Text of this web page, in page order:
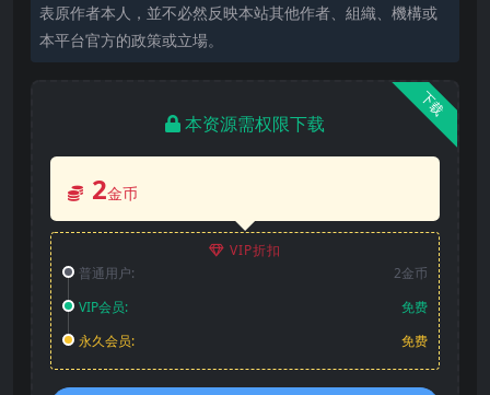
表原作者本人，並不必然反映本站其他作者、組織、機構或
本平台官方的政策或立場。
下载
本资源需权限下载
2金币
VIP折扣
普通用户:
2金币
VIP会员:
免费
永久会员:
免费